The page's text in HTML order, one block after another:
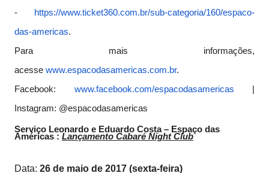
-
https://www.ticket360.com.br/sub-categoria/160/espaco-
das-americas.
Para mais informações,
acesse www.espacodasamericas.com.br.
Facebook: www.facebook.com/espacodasamericas
Instagram: @espacodasamericas
Serviço Leonardo e Eduardo Costa – Espaço das
Américas : Lançamento Cabaré Night Club
Data: 26 de maio de 2017 (sexta-feira)